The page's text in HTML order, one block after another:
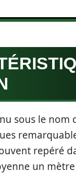
sous le
repéré
un